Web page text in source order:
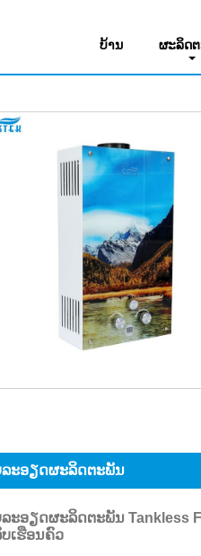
ບ້ານ ຜະລິດ
ຟ້າທີ່ບໍ່ສະຫຼາດ. ເຄື່ອງເຮັດຄວາມຮ້ອນນ້ໍາແກັດ
ະ​ອຽດ​ຜະ​ລິດ​ຕະ​ພັນ
ະ​ອຽດ​ຜະ​ລິດ​ຕະ​ພັນ Tankless
ເຮືອນ​ຄົວ